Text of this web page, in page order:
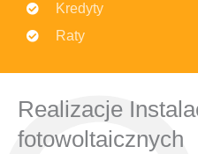
Kredyty
Raty
Realizacje
fotowoltaicznych